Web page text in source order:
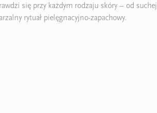
się przy każdym rodzaju skóry – od
rytuał pielęgnacyjno-zapachowy.